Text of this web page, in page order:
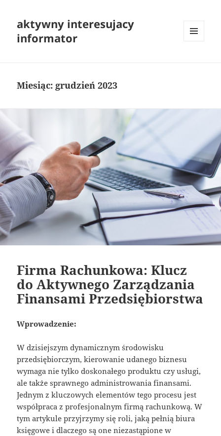
aktywny interesujacy
informator
Miesiąc: grudzień 2023
Firma Rachunkowa: Klucz
do Aktywnego Zarządzania
Finansami Przedsiębiorstwa
Wprowadzenie:
W dzisiejszym dynamicznym środowisku
przedsiębiorczym, kierowanie udanego biznesu
wymaga nie tylko doskonałego produktu czy usługi,
ale także sprawnego administrowania finansami.
Jednym z kluczowych elementów tego procesu jest
współpraca z profesjonalnym firmą rachunkową. W
tym artykule przyjrzymy się roli, jaką pełnią biura
księgowe i dlaczego są one niezastąpione w